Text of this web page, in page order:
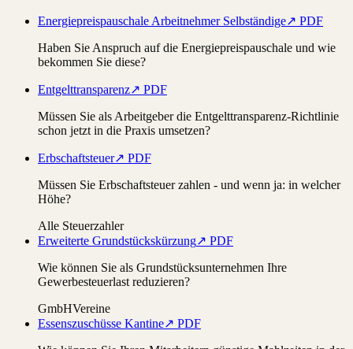
Energiepreispauschale Arbeitnehmer Selbständige↗ PDF
Haben Sie Anspruch auf die Energiepreispauschale und wie
bekommen Sie diese?
Entgelttransparenz↗ PDF
Müssen Sie als Arbeitgeber die Entgelttransparenz-Richtlinie
schon jetzt in die Praxis umsetzen?
Erbschaftsteuer↗ PDF
Müssen Sie Erbschaftsteuer zahlen - und wenn ja: in welcher
Höhe?
Alle Steuerzahler
Erweiterte Grundstückskürzung↗ PDF
Wie können Sie als Grundstücksunternehmen Ihre
Gewerbesteuerlast reduzieren?
GmbHVereine
Essenszuschüsse Kantine↗ PDF